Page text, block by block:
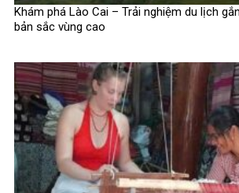
Khám phá Lào Cai – Trải nghiệm du lịch
bản sắc vùng cao